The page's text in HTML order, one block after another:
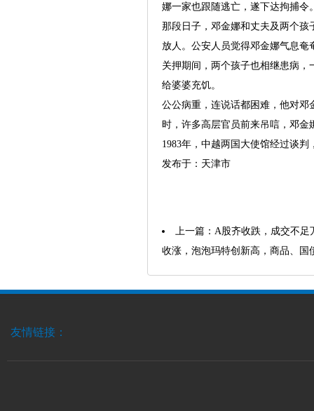
娜一家也跟随逃亡，遂下达拘捕令
那段日子，邓金娜和丈夫及两个
放人。公安人员觉得邓金娜气息
关押期间，两个孩子也相继患病
给婆婆充饥。
公公病重，连说话都困难，他对
时，许多高层官员前来吊唁，邓
1983年，中越两国大使馆经过谈
发布于：天津市
上一篇： A股齐收跌，成交不足
收涨，泡泡玛特创新高，商品、国
友情链接：